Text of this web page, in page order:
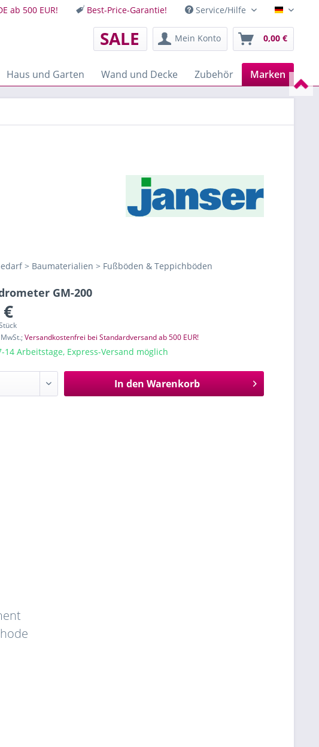
ab 500 EUR! Best-Price-Garantie! Service/Hilfe Deutsch
SALE Mein Konto 0,00 €
Haus und Garten Wand und Decke Zubehör Marken
> Baumaterialien > Fußböden & Teppichböden
GM-200
Versandkostenfrei bei Standardversand ab 500 EUR!
14 Arbeitstage, Express-Versand möglich
In den Warenkorb